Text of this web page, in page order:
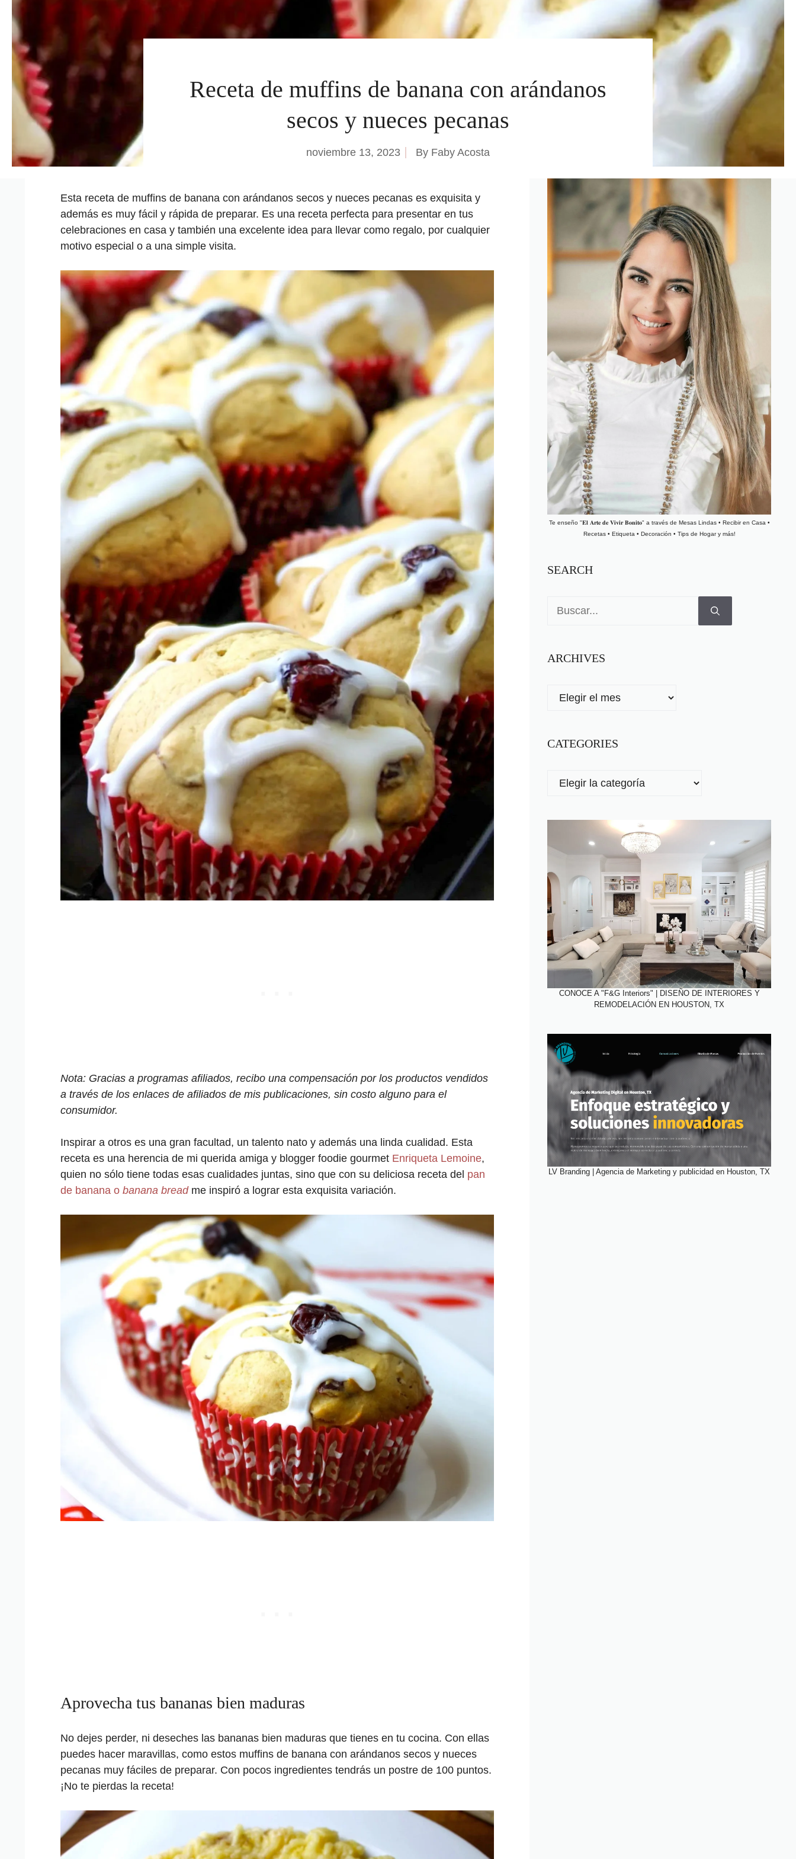
Receta de muffins de banana con arándanos
secos y nueces pecanas
noviembre 13, 2023 By Faby Acosta
Esta receta de muffins de banana con arándanos secos y nueces pecanas es exquisita y
además es muy fácil y rápida de preparar. Es una receta perfecta para presentar en tus
celebraciones en casa y también una excelente idea para llevar como regalo, por cualquier
motivo especial o a una simple visita.
Nota: Gracias a programas afiliados, recibo una compensación por los productos vendidos
a través de los enlaces de afiliados de mis publicaciones, sin costo alguno para el
consumidor.
Inspirar a otros es una gran facultad, un talento nato y además una linda cualidad. Esta
receta es una herencia de mi querida amiga y blogger foodie gourmet Enriqueta Lemoine,
quien no sólo tiene todas esas cualidades juntas, sino que con su deliciosa receta del pan
de banana o banana breadme inspiró a lograr esta exquisita variación.
Aprovecha tus bananas bien maduras
No dejes perder, ni deseches las bananas bien maduras que tienes en tu cocina. Con ellas
puedes hacer maravillas, como estos muffins de banana con arándanos secos y nueces
pecanas muy fáciles de preparar. Con pocos ingredientes tendrás un postre de 100 puntos.
¡No te pierdas la receta!
Te enseño "𝐄𝐥 𝐀𝐫𝐭𝐞 𝐝𝐞 𝐕𝐢𝐯𝐢𝐫 𝐁𝐨𝐧𝐢𝐭𝐨" a través de Mesas Lindas • Recibir en Casa •
Recetas • Etiqueta • Decoración • Tips de Hogar y más!
SEARCH
ARCHIVES
ARCHIVES
CATEGORIES
CATEGORIES
CONOCE A "F&G Interiors" | DISEÑO DE INTERIORES Y
REMODELACIÓN EN HOUSTON, TX
LV Branding | Agencia de Marketing y publicidad en Houston, TX